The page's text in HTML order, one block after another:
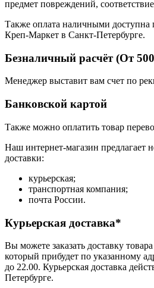
предмет повреждений,
Также оплата наличными доступна
Креп-Маркет в Санкт-Петербурге.
Безналичный расчёт (От
Менеджер выставит вам счет по
Банковской картой
Также можно оплатить товар
Наш интернет-магазин предлагает
доставки:
курьерская;
транспортная компания;
почта России.
Курьерская доставка*
Вы можете заказать доставку
который прибудет по указанному
до 22.00. Курьерская доставка
Петербурге.